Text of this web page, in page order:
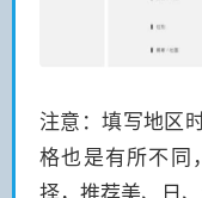
注意：填写地区
格也是有所不同
择，推荐美、日、